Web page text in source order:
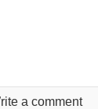
a comment